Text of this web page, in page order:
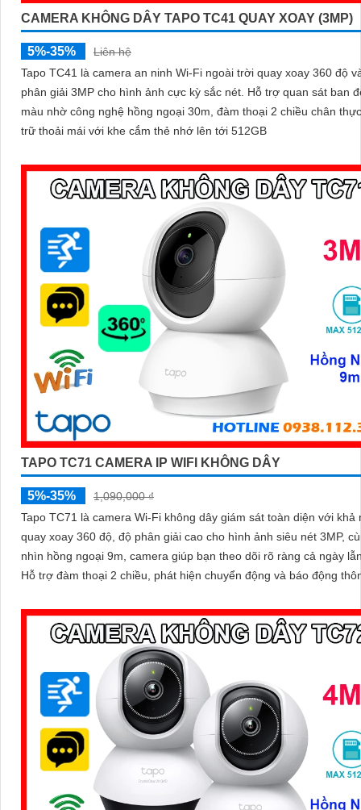
CAMERA KHÔNG DÂY TAPO TC41 QUAY XOAY (3MP)
5%-35%
Liên hệ
Tapo TC41 là camera an ninh Wi-Fi ngoài trời quay xoay 360 độ
phân giải 3MP cho hình ảnh cực kỳ sắc nét. Hỗ trợ quan sát ban đêm có
màu nhờ công nghệ hồng ngoại 30m, đàm thoại 2 chiều chân
trữ thoải mái với khe cắm thẻ nhớ lên tới 512GB
TAPO TC71 CAMERA IP WIFI KHÔNG DÂY
5%-35%
1,090,000 ₫
Tapo TC71 là camera Wi-Fi không dây giám sát toàn diện với khả
quay xoay 360 độ, độ phân giải cao cho hình ảnh siêu nét 3MP,
nhìn hồng ngoại 9m, camera giúp bạn theo dõi rõ ràng cả ngày
Hỗ trợ đàm thoại 2 chiều, phát hiện chuyển động và báo động
động bảo vệ an toàn cho ngôi nhà bạn